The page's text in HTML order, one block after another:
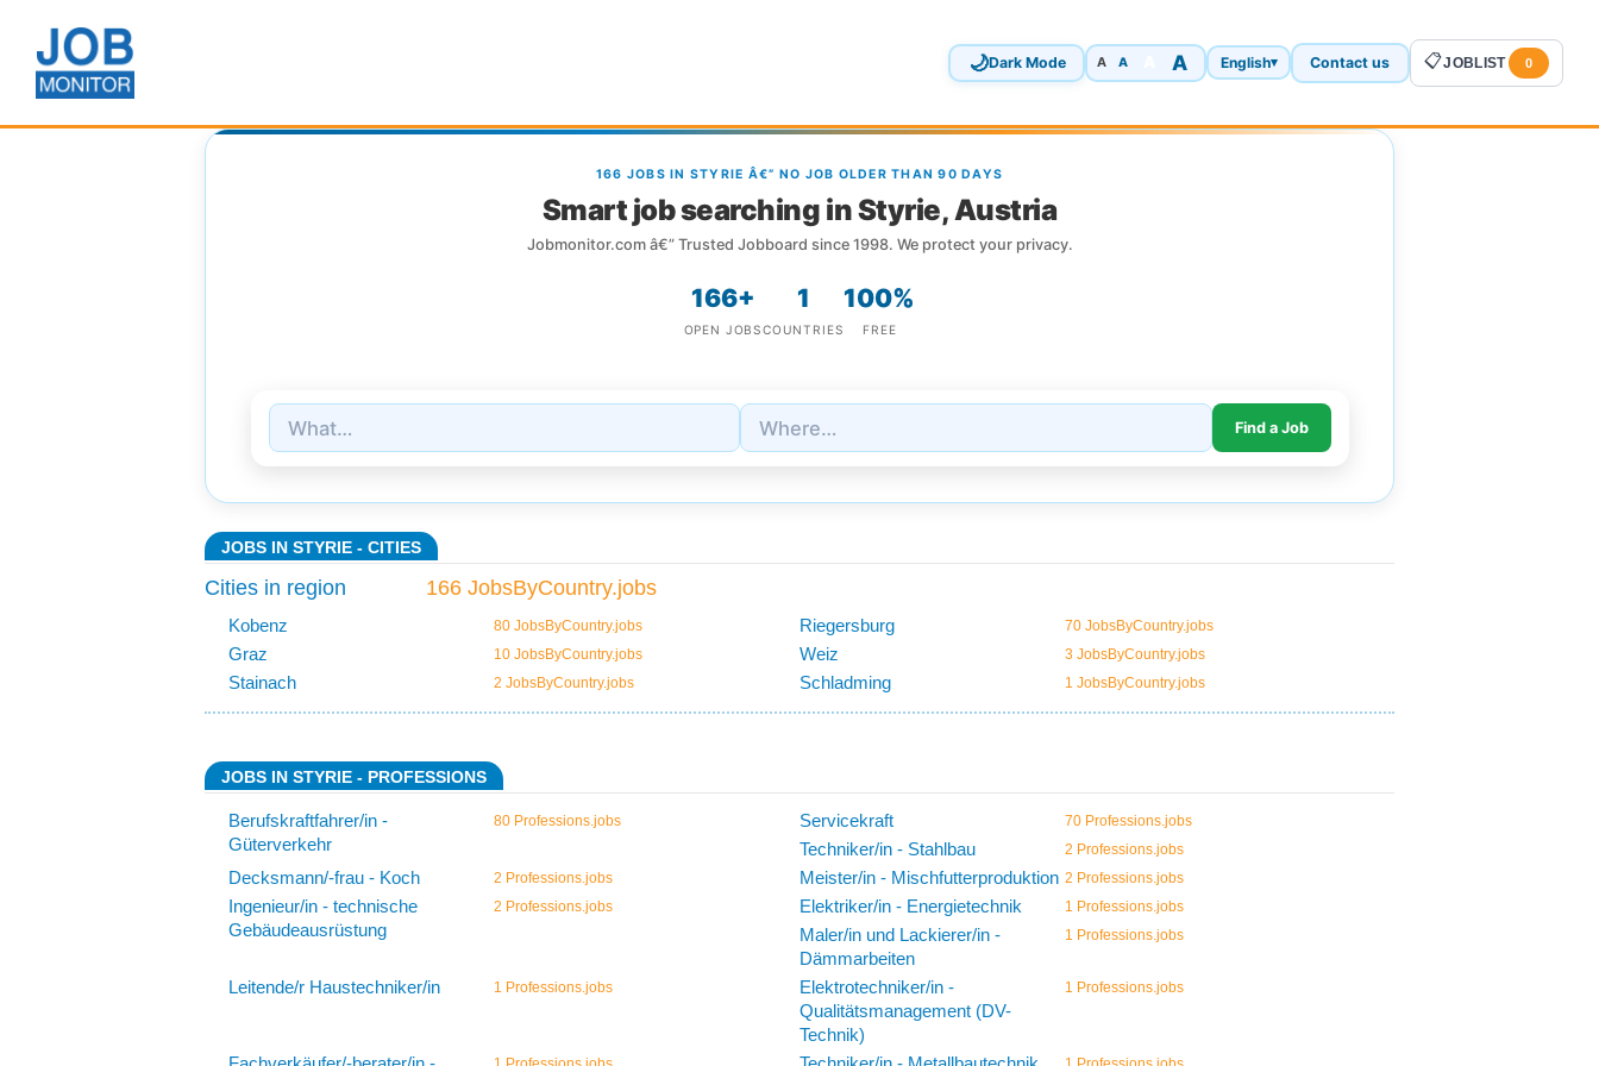
🌙Dark Mode A A A English▾ Contact us 📋JOBLIST 0
166 JOBS IN STYRIE Â€” NO JOB OLDER THAN 90 DAYS
Smart job searching in Styrie, Austria
Jobmonitor.com â€” Trusted Jobboard since 1998. We protect your privacy.
166+
OPEN JOBS
1
COUNTRIES
100%
FREE
JOBS IN STYRIE - CITIES
166 JobsByCountry.jobs
Cities in region
Kobenz 80 JobsByCountry.jobs Riegersburg 70 JobsByCountry.jobs
Graz 10 JobsByCountry.jobs Weiz 3 JobsByCountry.jobs
Stainach 2 JobsByCountry.jobs Schladming 1 JobsByCountry.jobs
JOBS IN STYRIE - PROFESSIONS
Berufskraftfahrer/in -
Güterverkehr
80 Professions.jobs Servicekraft 70 Professions.jobs
Techniker/in - Stahlbau 2 Professions.jobs
Decksmann/-frau - Koch 2 Professions.jobs Meister/in - Mischfutterproduktion 2 Professions.jobs
Ingenieur/in - technische
Gebäudeausrüstung
2 Professions.jobs Elektriker/in - Energietechnik 1 Professions.jobs
Maler/in und Lackierer/in -
Dämmarbeiten
1 Professions.jobs
Leitende/r Haustechniker/in 1 Professions.jobs
Elektrotechniker/in -
Qualitätsmanagement (DV-
Technik)
1 Professions.jobs